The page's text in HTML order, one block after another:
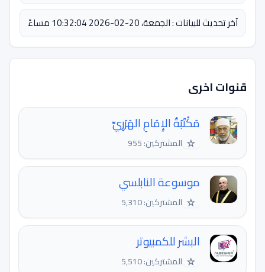
آخر تحديث للبيانات : الجمعة، 20-02-2026 10:32:04 مساءً
قنوات اخرى
مَكْتَبَةُ الإِمَامِ الهَرَرِيِّ
☆ المشتركين: 955
موسوعة النابلسي
☆ المشتركين: 5,310
البشر للكمبيوتر
☆ المشتركين: 5,510